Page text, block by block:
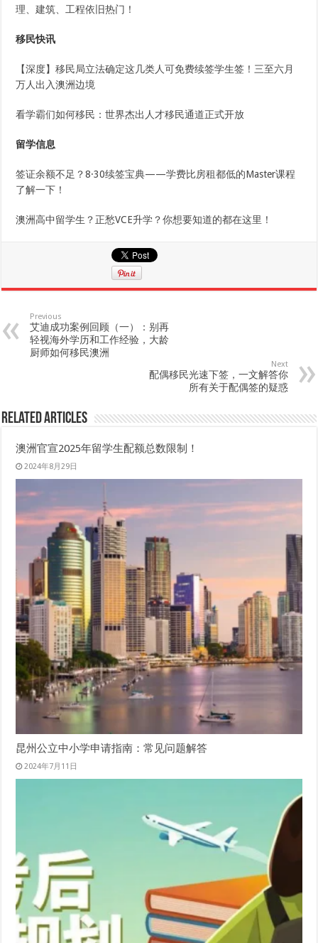
理、建筑、工程依旧热门！
移民快讯
【深度】移民局立法确定这几类人可免费续签学生签！三至六月
万人出入澳洲边境
看学霸们如何移民：世界杰出人才移民通道正式开放
留学信息
签证余额不足？8·30续签宝典——学费比房租都低的Master课程
了解一下！
澳洲高中留学生？正愁VCE升学？你想要知道的都在这里！
Previous
艾迪成功案例回顾（一）：别再
轻视海外学历和工作经验，大龄
厨师如何移民澳洲
Next
配偶移民光速下签，一文解答你
所有关于配偶签的疑惑
Related Articles
澳洲官宣2025年留学生配额总数限制！
2024年8月29日
昆州公立中小学申请指南：常见问题解答
2024年7月11日